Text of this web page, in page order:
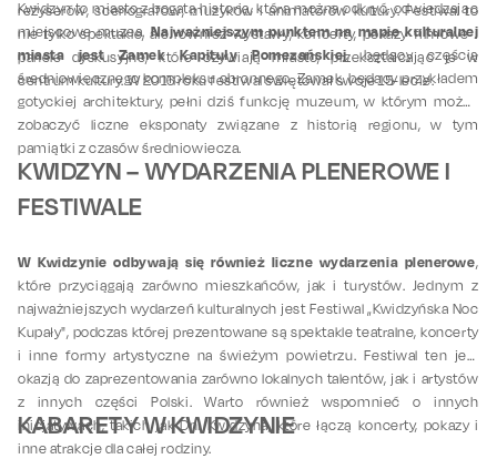
reżyserów, scenografów, muzyków i animatorów kultury. Festiwal to
nie tylko spektakle, ale również wystawy, koncerty, pokazy filmowe i
panele dyskusyjne, które ożywiają miasto, przekształcając je w
centrum kultury. W 2016 roku festiwal świętował swoje 15-lecie.
Kwidzyn to miasto z bogatą historią, którą można odkryć, odwiedzając
miejscowe muzea.Najważniejszym punktem na mapie kulturalnej
miasta jest Zamek Kapituły Pomezańskiej, będący częścią
średniowiecznego kompleksu obronnego. Zamek, będący przykładem
gotyckiej architektury, pełni dziś funkcję muzeum, w którym można
zobaczyć liczne eksponaty związane z historią regionu, w tym
pamiątki z czasów średniowiecza.
KWIDZYN – WYDARZENIA PLENEROWE I
FESTIWALE
W Kwidzynie odbywają się również liczne wydarzenia plenerowe,
które przyciągają zarówno mieszkańców, jak i turystów. Jednym z
najważniejszych wydarzeń kulturalnych jest Festiwal „Kwidzyńska Noc
Kupały", podczas której prezentowane są spektakle teatralne, koncerty
i inne formy artystyczne na świeżym powietrzu. Festiwal ten jest
okazją do zaprezentowania zarówno lokalnych talentów, jak i artystów
z innych części Polski. Warto również wspomnieć o innych
inicjatywach, takich jak Dni Kwidzyna, które łączą koncerty, pokazy i
inne atrakcje dla całej rodziny.
KABARETY W KWIDZYNIE